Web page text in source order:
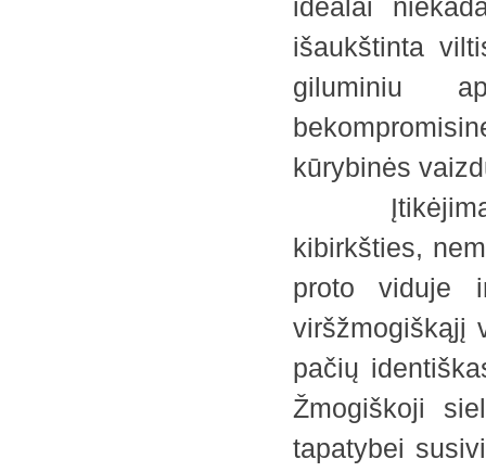
idealai
išaukštinta
giluminiu
kūrybinės
Įtikėjimas
kibirkšties,
proto viduje
viršžmogiškąjį
pačių
Žmogiškoji
tapatybei